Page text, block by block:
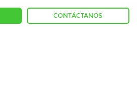
CONTÁCTANOS